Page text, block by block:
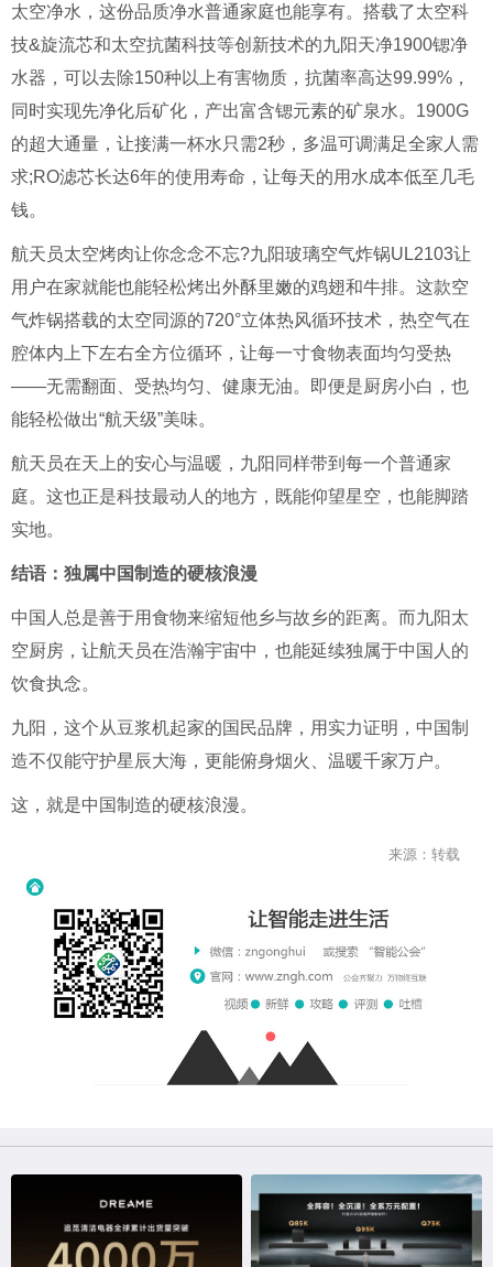
太空净水，这份品质净水普通家庭也能享有。搭载了太空科
技&旋流芯和太空抗菌科技等创新技术的九阳天净1900锶净
水器，可以去除150种以上有害物质，抗菌率高达99.99%，
同时实现先净化后矿化，产出富含锶元素的矿泉水。1900G
的超大通量，让接满一杯水只需2秒，多温可调满足全家人需
求;RO滤芯长达6年的使用寿命，让每天的用水成本低至几毛
钱。
航天员太空烤肉让你念念不忘?九阳玻璃空气炸锅UL2103让
用户在家就能也能轻松烤出外酥里嫩的鸡翅和牛排。这款空
气炸锅搭载的太空同源的720°立体热风循环技术，热空气在
腔体内上下左右全方位循环，让每一寸食物表面均匀受热
——无需翻面、受热均匀、健康无油。即便是厨房小白，也
能轻松做出“航天级”美味。
航天员在天上的安心与温暖，九阳同样带到每一个普通家
庭。这也正是科技最动人的地方，既能仰望星空，也能脚踏
实地。
结语：独属中国制造的硬核浪漫
中国人总是善于用食物来缩短他乡与故乡的距离。而九阳太
空厨房，让航天员在浩瀚宇宙中，也能延续独属于中国人的
饮食执念。
九阳，这个从豆浆机起家的国民品牌，用实力证明，中国制
造不仅能守护星辰大海，更能俯身烟火、温暖千家万户。
这，就是中国制造的硬核浪漫。
来源：转载